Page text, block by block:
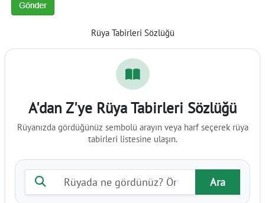
Rüya Tabirleri Sözlüğü
A'dan Z'ye Rüya Tabirleri Sözlüğü
Rüyanızda gördüğünüz sembolü arayın veya harf seçerek rüya
tabirleri listesine ulaşın.
Rüya tabiri ara
Ara